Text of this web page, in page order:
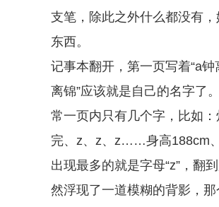
支笔，除此之外什么都没有
东西。
记事本翻开，第一页写着“a
离锦”应该就是自己的名字了
常一页内只有几个字，比如
完、z、z、z……身高188cm
出现最多的就是字母“z”，翻
然浮现了一道模糊的背影，